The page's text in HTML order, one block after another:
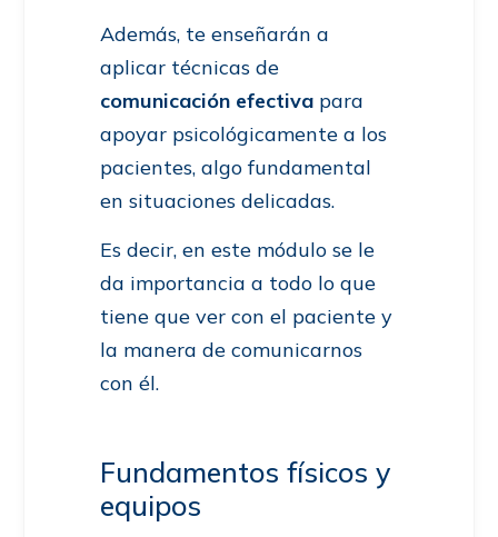
Además, te enseñarán a
aplicar técnicas de
comunicación efectiva para
apoyar psicológicamente a los
pacientes, algo fundamental
en situaciones delicadas.
Es decir, en este módulo se le
da importancia a todo lo que
tiene que ver con el paciente y
la manera de comunicarnos
con él.
Fundamentos físicos y
equipos